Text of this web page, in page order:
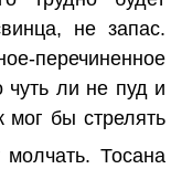
не запас.
перечиненное
чуть ли не пуд и
мог бы стрелять
молчать. Тосана